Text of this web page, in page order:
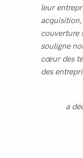
leur
couverture
souligne
cœur des
des
a